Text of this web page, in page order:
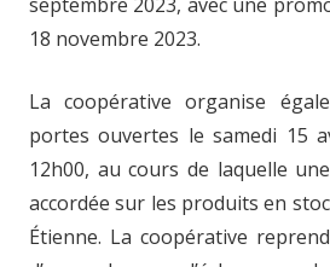
18 novembre 2023.
La coopérative organise
portes ouvertes le samedi 15
12h00, au cours de laquelle
accordée sur les produits en
Étienne. La coopérative